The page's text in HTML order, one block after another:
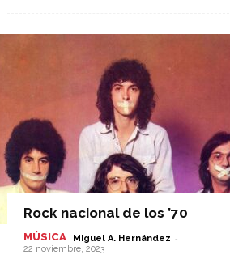
Rock nacional de los ’70
MÚSICA Miguel A. Hernández -
22 noviembre, 2023